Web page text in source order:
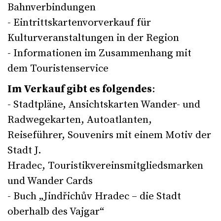
Bahnverbindungen
- Eintrittskartenvorverkauf für
Kulturveranstaltungen in der Region
- Informationen im Zusammenhang mit
dem Touristenservice
Im Verkauf gibt es folgendes:
- Stadtpläne, Ansichtskarten Wander- und
Radwegekarten, Autoatlanten,
Reiseführer, Souvenirs mit einem Motiv der
Stadt J.
Hradec, Touristikvereinsmitgliedsmarken
und Wander Cards
- Buch „Jindřichův Hradec – die Stadt
oberhalb des Vajgar“